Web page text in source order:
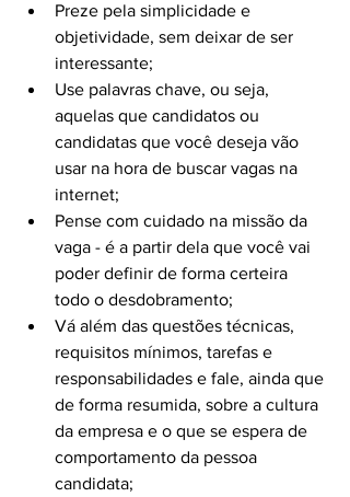
Preze pela simplicidade e
objetividade, sem deixar de ser
interessante;
Use palavras chave, ou seja,
aquelas que candidatos ou
candidatas que você deseja vão
usar na hora de buscar vagas na
internet;
Pense com cuidado na missão da
vaga - é a partir dela que você vai
poder definir de forma certeira
todo o desdobramento;
Vá além das questões técnicas,
requisitos mínimos, tarefas e
responsabilidades e fale, ainda que
de forma resumida, sobre a cultura
da empresa e o que se espera de
comportamento da pessoa
candidata;